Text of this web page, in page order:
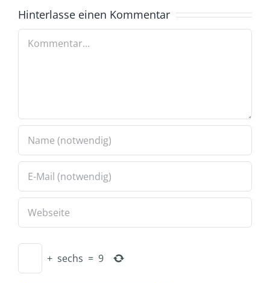
Hinterlasse einen Kommentar
Kommentar
+ sechs = 9